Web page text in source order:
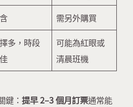
需另外購買
多，時段
可能為紅眼或
清晨班機
鍵： 提早 2–3 個月訂票通常能